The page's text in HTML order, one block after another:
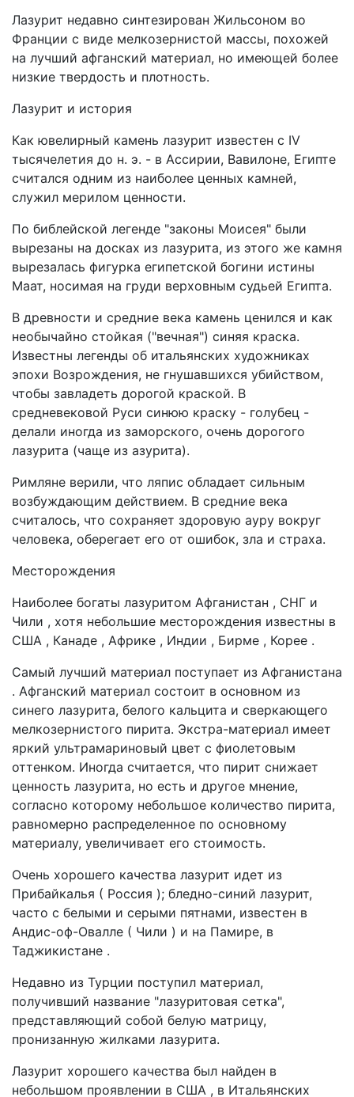
Лазурит недавно синтезирован Жильсоном во
Франции с виде мелкозернистой массы, похожей
на лучший афганский материал, но имеющей более
низкие твердость и плотность.
Лазурит и история
Как ювелирный камень лазурит известен с IV
тысячелетия до н. э. - в Ассирии, Вавилоне, Египте
считался одним из наиболее ценных камней,
служил мерилом ценности.
По библейской легенде "законы Моисея" были
вырезаны на досках из лазурита, из этого же камня
вырезалась фигурка египетской богини истины
Маат, носимая на груди верховным судьей Египта.
В древности и средние века камень ценился и как
необычайно стойкая ("вечная") синяя краска.
Известны легенды об итальянских художниках
эпохи Возрождения, не гнушавшихся убийством,
чтобы завладеть дорогой краской. В
средневековой Руси синюю краску - голубец -
делали иногда из заморского, очень дорогого
лазурита (чаще из азурита).
Римляне верили, что ляпис обладает сильным
возбуждающим действием. В средние века
считалось, что сохраняет здоровую ауру вокруг
человека, оберегает его от ошибок, зла и страха.
Месторождения
Наиболее богаты лазуритом Афганистан , СНГ и
Чили , хотя небольшие месторождения известны в
США , Канаде , Африке , Индии , Бирме , Корее .
Самый лучший материал поступает из Афганистана
. Афганский материал состоит в основном из
синего лазурита, белого кальцита и сверкающего
мелкозернистого пирита. Экстра-материал имеет
яркий ультрамариновый цвет с фиолетовым
оттенком. Иногда считается, что пирит снижает
ценность лазурита, но есть и другое мнение,
согласно которому небольшое количество пирита,
равномерно распределенное по основному
материалу, увеличивает его стоимость.
Очень хорошего качества лазурит идет из
Прибайкалья ( Россия ); бледно-синий лазурит,
часто с белыми и серыми пятнами, известен в
Андис-оф-Овалле ( Чили ) и на Памире, в
Таджикистане .
Недавно из Турции поступил материал,
получивший название "лазуритовая сетка",
представляющий собой белую матрицу,
пронизанную жилками лазурита.
Лазурит хорошего качества был найден в
небольшом проявлении в США , в Итальянских